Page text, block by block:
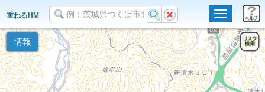
Toggle
navigation
重ねるHM
情報